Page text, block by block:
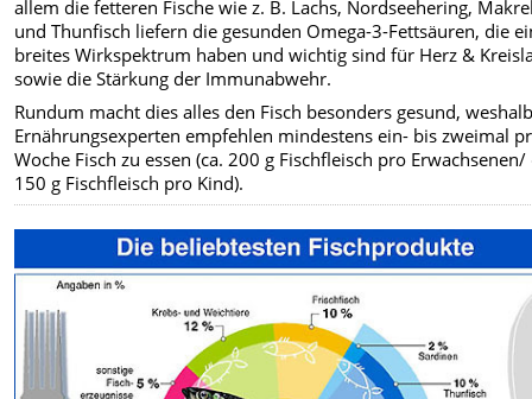
allem die fetteren Fische wie z. B. Lachs, Nordseehering,
und Thunfisch liefern die gesunden Omega-3-Fettsäuren, die
breites Wirkspektrum haben und wichtig sind für Herz &
sowie die Stärkung der Immunabwehr.
Rundum macht dies alles den Fisch besonders gesund,
Ernährungsexperten empfehlen mindestens ein- bis zweimal
Woche Fisch zu essen (ca. 200 g Fischfleisch pro Erwachsenen/
150 g Fischfleisch pro Kind).